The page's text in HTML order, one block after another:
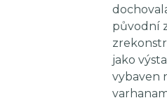
původní
jako
vybaven